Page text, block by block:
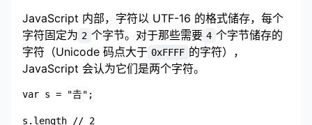
JavaScript 内部，字符以 UTF-16 的格式储存，每个
字符固定为 2 个字节。对于那些需要 4 个字节储存的
字符（Unicode 码点大于 0xFFFF 的字符），
JavaScript 会认为它们是两个字符。
var s = "𠮷";
s.length // 2